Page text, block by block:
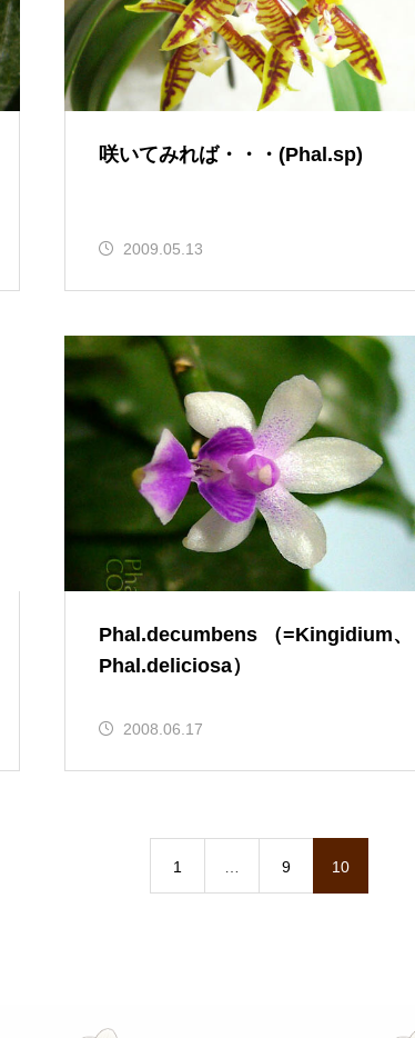
咲いてみれば・・・(Phal.sp)
2009.05.13
Phal.decumbens （=Kingidium、
Phal.deliciosa）
2008.06.17
1 9 10